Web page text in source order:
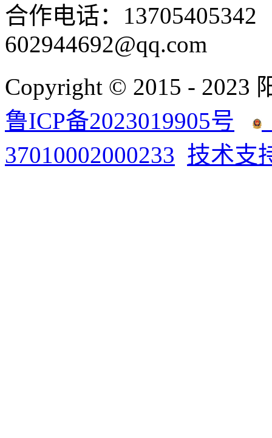
合作电话：
602944692@qq.com
Copyright © 2015 - 2023
鲁ICP备2023019905号
37010002000233 技术支